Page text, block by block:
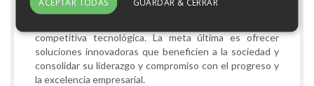
seguir avanzando en la mejora continua de sus
competitiva tecnológica. La meta última es ofrecer
soluciones innovadoras que beneficien a la sociedad y
consolidar su liderazgo y compromiso con el progreso y
la excelencia empresarial.